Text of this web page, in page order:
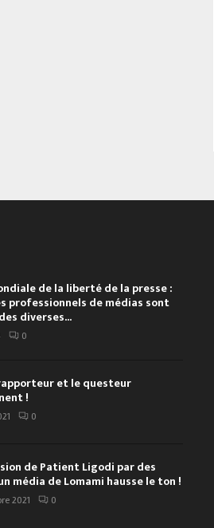
de la liberté de la presse :
professionnels de médias sont
diverses...
0
et le questeur
!
0
de Patient Ligodi par des
média de Lomami hausse le ton !
2021 0